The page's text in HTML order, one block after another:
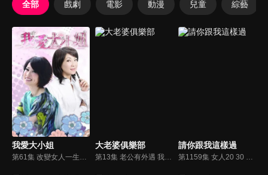
全部 戲劇 電影 動漫 兒童 綜藝
我愛大小姐
第61集 改變女人一生命運的痣？馮媛甄竟因「這個」引衰運？！
大老婆俱樂部
第13集 老公有外遇 我該不該攤牌？！
請你跟我這樣過
第1159集 女人20 30 40？NG行為傷健康！